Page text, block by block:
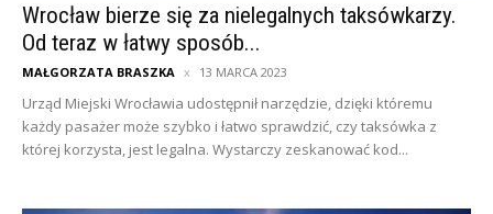
Wrocław bierze się za nielegalnych taksówkarzy.
Od teraz w łatwy sposób...
MAŁGORZATA BRASZKA 13 MARCA 2023
Urząd Miejski Wrocławia udostępnił narzędzie, dzięki któremu
każdy pasażer może szybko i łatwo sprawdzić, czy taksówka z
której korzysta, jest legalna. Wystarczy zeskanować kod...